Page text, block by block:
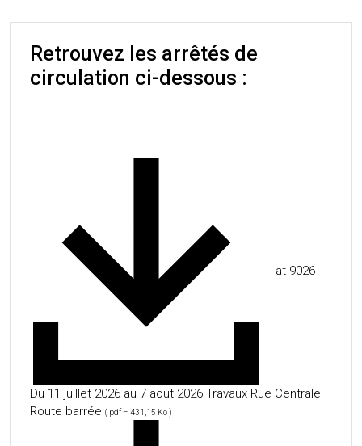
Retrouvez les arrêtés de
circulation ci-dessous :
at 9026
Du 11 juillet 2026 au 7 aout 2026 Travaux Rue Centrale
Route barrée ( pdf – 431,15 Ko )